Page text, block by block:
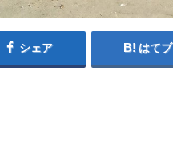
シェア はてブ